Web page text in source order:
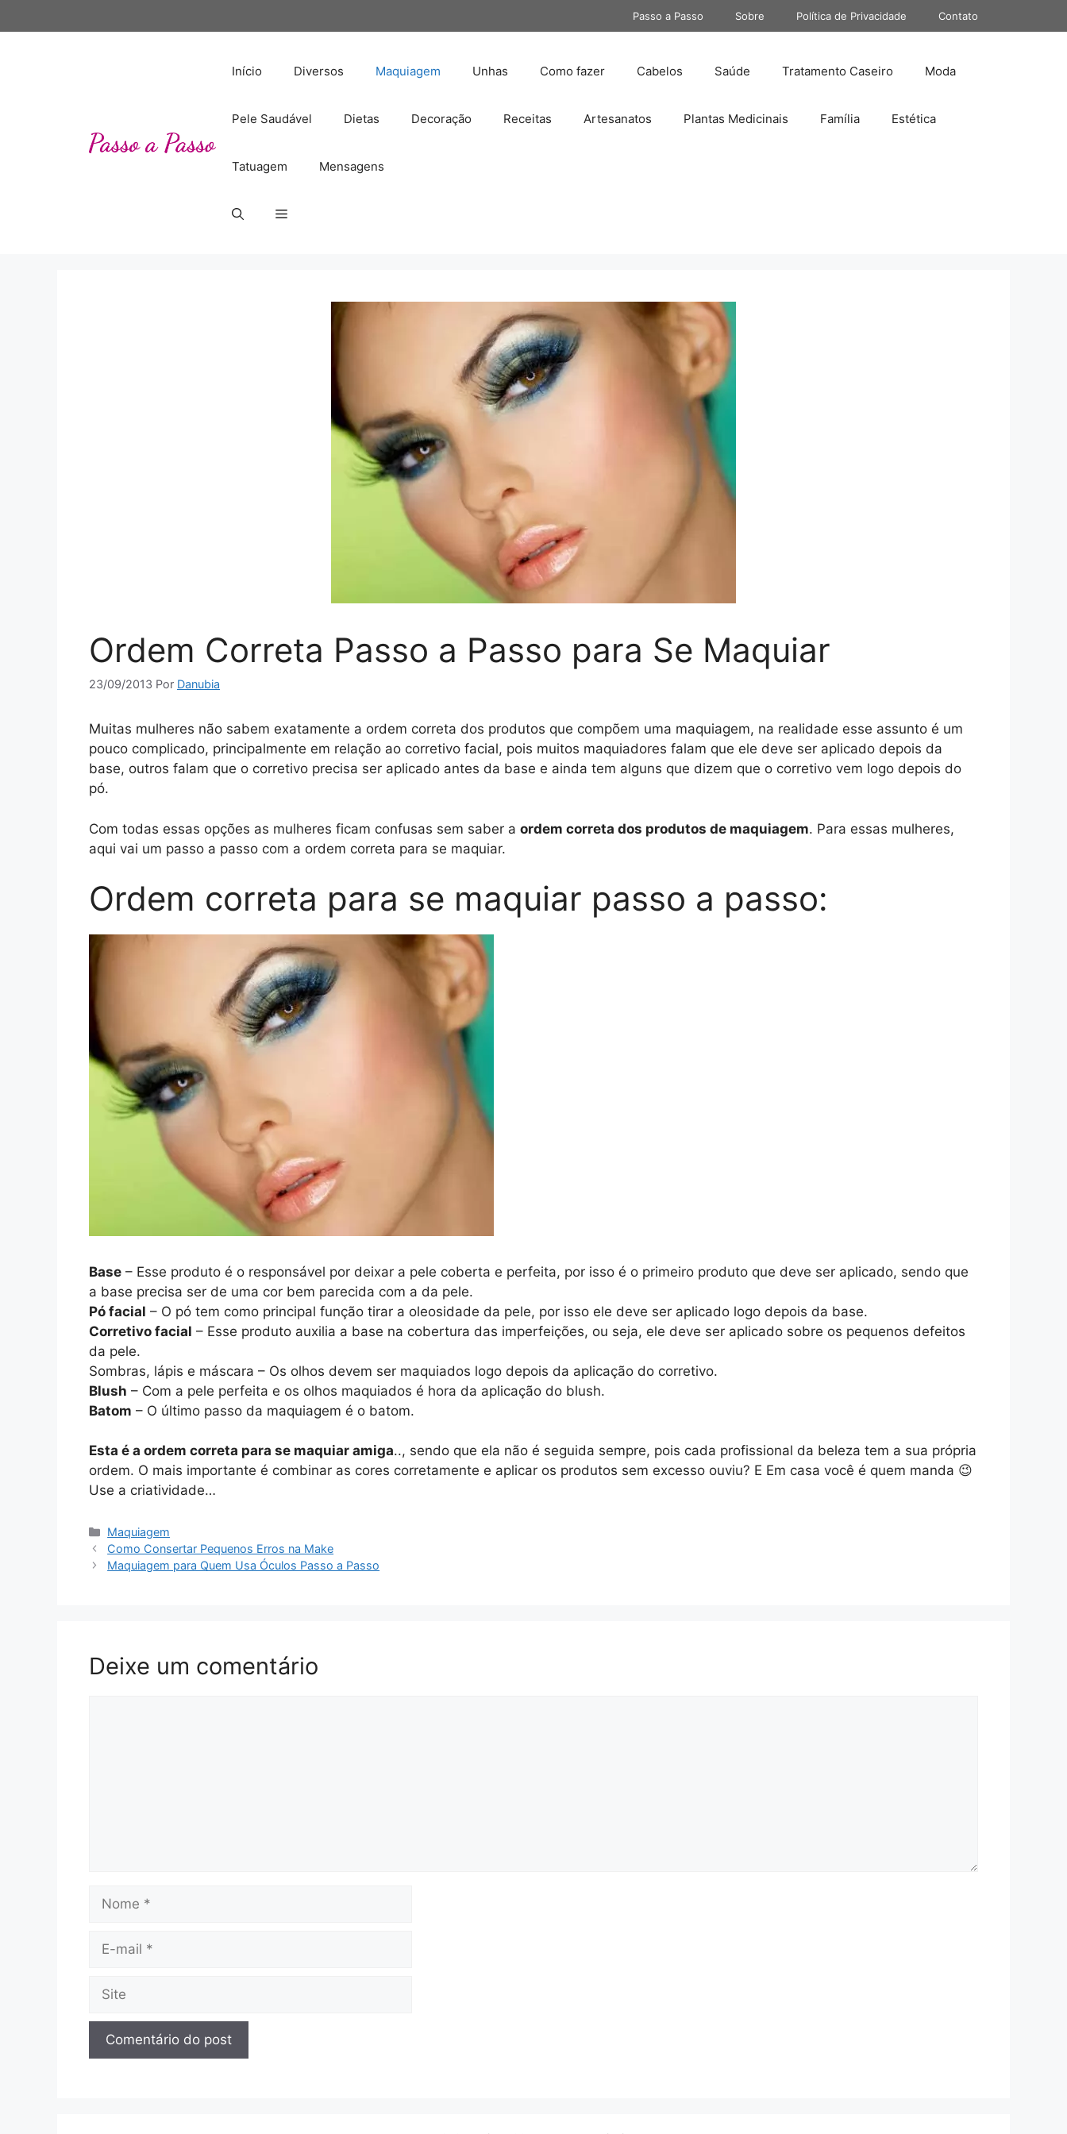
para
Passo a Passo Sobre Política de Privacidade Contato
Início Diversos Maquiagem Unhas Como fazer Cabelos Saúde Tratamento Caseiro Moda
Pele Saudável Dietas Decoração Receitas Artesanatos Plantas Medicinais Família Estética
Tatuagem Mensagens
Ordem Correta Passo a Passo para Se Maquiar
23/09/2013 Por Danubia
Muitas mulheres não sabem exatamente a ordem correta dos produtos que compõem uma maquiagem, na realidade esse assunto é um
pouco complicado, principalmente em relação ao corretivo facial, pois muitos maquiadores falam que ele deve ser aplicado depois da
base, outros falam que o corretivo precisa ser aplicado antes da base e ainda tem alguns que dizem que o corretivo vem logo depois do
pó.
Com todas essas opções as mulheres ficam confusas sem saber a ordem correta dos produtos de maquiagem. Para essas mulheres,
aqui vai um passo a passo com a ordem correta para se maquiar.
Ordem correta para se maquiar passo a passo:
Base – Esse produto é o responsável por deixar a pele coberta e perfeita, por isso é o primeiro produto que deve ser aplicado, sendo que
a base precisa ser de uma cor bem parecida com a da pele.
Pó facial – O pó tem como principal função tirar a oleosidade da pele, por isso ele deve ser aplicado logo depois da base.
Corretivo facial – Esse produto auxilia a base na cobertura das imperfeições, ou seja, ele deve ser aplicado sobre os pequenos defeitos
da pele.
Sombras, lápis e máscara – Os olhos devem ser maquiados logo depois da aplicação do corretivo.
Blush – Com a pele perfeita e os olhos maquiados é hora da aplicação do blush.
Batom – O último passo da maquiagem é o batom.
Esta é a ordem correta para se maquiar amiga.., sendo que ela não é seguida sempre, pois cada profissional da beleza tem a sua própria
ordem. O mais importante é combinar as cores corretamente e aplicar os produtos sem excesso ouviu? E Em casa você é quem manda 😉
Use a criatividade…
Categorias
Maquiagem
Como Consertar Pequenos Erros na Make
Maquiagem para Quem Usa Óculos Passo a Passo
Deixe um comentário
Nome
Site